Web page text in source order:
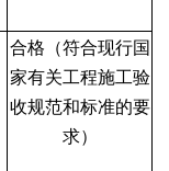
人才
人才
合格（符合现行国
家有关工程施工验
收规范和标准的要
求）